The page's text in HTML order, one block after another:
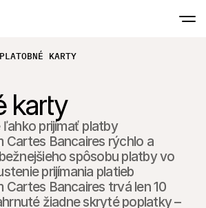
PLATOBNÉ KARTY
karty
prijímať platby
Cartes Bancaires rýchlo a
spôsobu platby vo
prijímania platieb
Bancaires trvá len 10
žiadne skryté poplatky –
Tap to Pay na iPhone
Prijímajte bezkontaktné platby priamo na
Zistite viac
Platby osobne
Prijímajte platby
terminálov a
Pokladňa
Ponúknite checkout
Opakujúce sa
Zbierajte opakované